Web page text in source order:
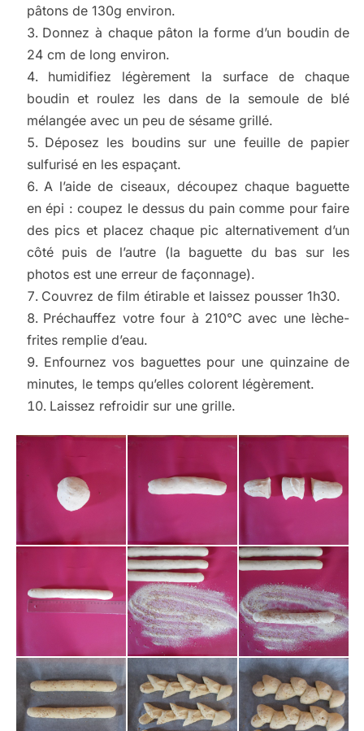
pâtons de 130g environ.
Donnez à chaque pâton la forme d’un boudin de
24 cm de long environ.
humidifiez légèrement la surface de chaque
boudin et roulez les dans de la semoule de blé
mélangée avec un peu de sésame grillé.
Déposez les boudins sur une feuille de papier
sulfurisé en les espaçant.
A l’aide de ciseaux, découpez chaque baguette
en épi : coupez le dessus du pain comme pour faire
des pics et placez chaque pic alternativement d’un
côté puis de l’autre (la baguette du bas sur les
photos est une erreur de façonnage).
Couvrez de film étirable et laissez pousser 1h30.
Préchauffez votre four à 210°C avec une lèche-
frites remplie d’eau.
Enfournez vos baguettes pour une quinzaine de
minutes, le temps qu’elles colorent légèrement.
Laissez refroidir sur une grille.